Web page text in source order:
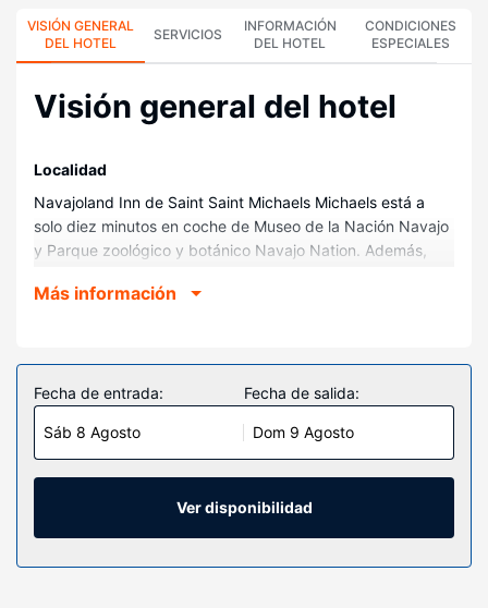
VISIÓN GENERAL
DEL HOTEL
SERVICIOS
INFORMACIÓN
DEL HOTEL
CONDICIONES
ESPECIALES
Visión general del hotel
Localidad
Navajoland Inn de Saint Saint Michaels Michaels está a
solo diez minutos en coche de Museo de la Nación Navajo
y Parque zoológico y botánico Navajo Nation. Además,
Nacional Mercado Fronterizo Hubbell.
Disfruta de una agradable estancia en una de las 74
habitaciones con televisión LED. La conexión wifi gratis te
mantendrá en contacto con los tuyos. Además, podrás
disfrutar de canales digitales. El cuarto de baño está
provisto de ducha y bañera combinadas y secadores de
pelo. Entre las comodidades, se incluyen escritorio,
cafetera y tetera y teléfono.
Servicios hotel
Aprovecha los prácticos servicios que se te ofrecen, como
Más información
Fecha de entrada:
Sáb 8 Agosto
Fecha de salida:
Dom 9 Agosto
Ver disponibilidad